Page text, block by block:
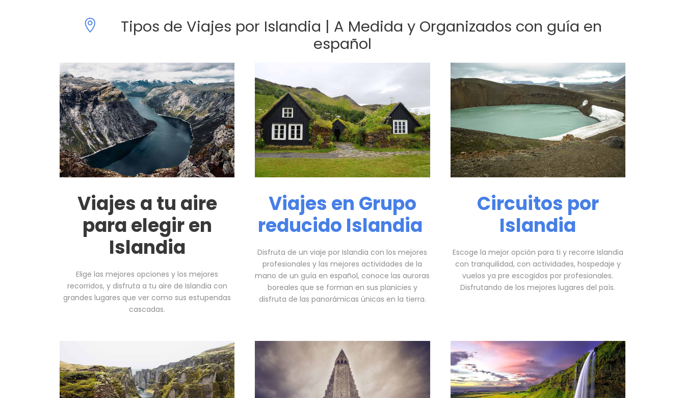
Tipos de Viajes por Islandia | A Medida y Organizados con guía en
español
Viajes a tu aire
para elegir en
Islandia
Elige las mejores opciones y los mejores
recorridos, y disfruta a tu aire de Islandia con
grandes lugares que ver como sus estupendas
cascadas.
Viajes en Grupo
reducido Islandia
Disfruta de un viaje por Islandia con los mejores
profesionales y las mejores actividades de la
mano de un guía en español, conoce las auroras
boreales que se forman en sus planicies y
disfruta de las panorámicas únicas en la tierra.
Circuitos por
Islandia
Escoge la mejor opción para ti y recorre Islandia
con tranquilidad, con actividades, hospedaje y
vuelos ya pre escogidos por profesionales.
Disfrutando de los mejores lugares del país.